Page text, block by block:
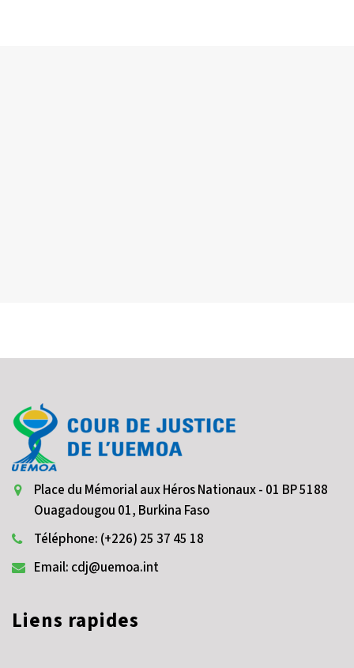
Place du Mémorial aux Héros Nationaux - 01 BP 5188
Ouagadougou 01, Burkina Faso
Téléphone: (+226) 25 37 45 18
Email: cdj@uemoa.int
Liens rapides